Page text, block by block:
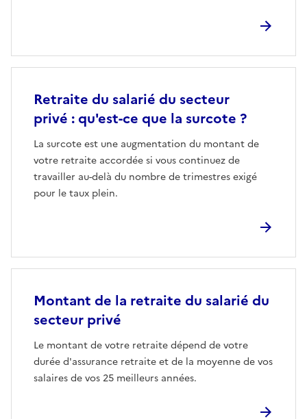
Retraite du salarié du secteur
privé : qu'est-ce que la surcote ?
La surcote est une augmentation du montant de
votre retraite accordée si vous continuez de
travailler au-delà du nombre de trimestres exigé
pour le taux plein.
Montant de la retraite du salarié du
secteur privé
Le montant de votre retraite dépend de votre
durée d'assurance retraite et de la moyenne de vos
salaires de vos 25 meilleurs années.